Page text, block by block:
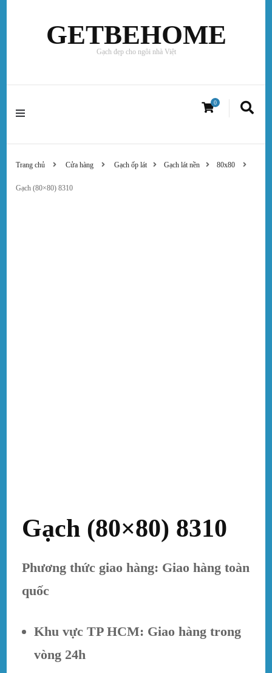
GETBEHOME
Gạch đẹp cho ngôi nhà Việt
0
Trang chủ Cửa hàng Gạch ốp lát Gạch lát nền 80x80
Gạch (80×80) 8310
Gạch (80×80) 8310
Phương thức giao hàng: Giao hàng toàn
quốc
Khu vực TP HCM: Giao hàng trong
vòng 24h